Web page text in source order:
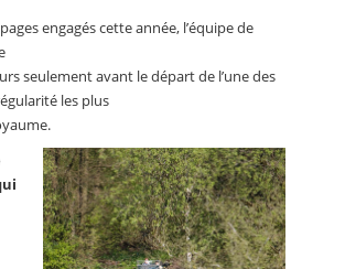
engagés cette année, l’équipe de
seulement avant le départ de l’une des
les plus